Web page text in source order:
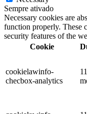
Sempre ativado
Necessary cookies are
function properly. These
security features of the
Cookie
cookielawinfo-
checbox-analytics
11